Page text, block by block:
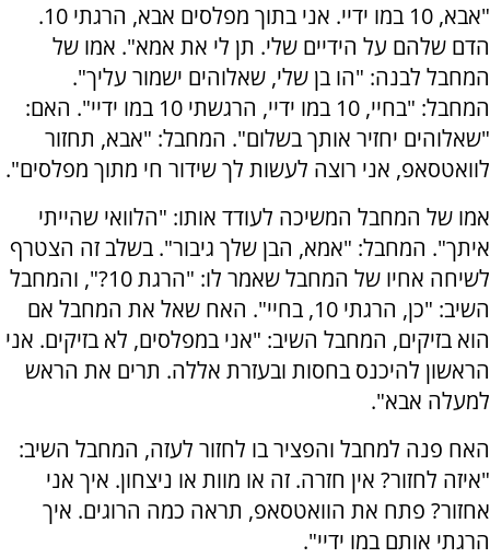
"אבא, 10 במו ידיי. אני בתוך מפלסים אבא, הרגתי 10.
הדם שלהם על הידיים שלי. תן לי את אמא". אמו של
המחבל לבנה: "הו בן שלי, שאלוהים ישמור עליך".
המחבל: "בחיי, 10 במו ידיי, הרגשתי 10 במו ידיי". האם:
"שאלוהים יחזיר אותך בשלום". המחבל: "אבא, תחזור
לוואטסאפ, אני רוצה לעשות לך שידור חי מתוך מפלסים".
אמו של המחבל המשיכה לעודד אותו: "הלוואי שהייתי
איתך". המחבל: "אמא, הבן שלך גיבור". בשלב זה הצטרף
לשיחה אחיו של המחבל שאמר לו: "הרגת 10?", והמחבל
השיב: "כן, הרגתי 10, בחיי". האח שאל את המחבל אם
הוא בזיקים, המחבל השיב: "אני במפלסים, לא בזיקים. אני
הראשון להיכנס בחסות ובעזרת אללה. תרים את הראש
למעלה אבא".
האח פנה למחבל והפציר בו לחזור לעזה, המחבל השיב:
"איזה לחזור? אין חזרה. זה או מוות או ניצחון. איך אני
אחזור? פתח את הוואטסאפ, תראה כמה הרוגים. איך
הרגתי אותם במו ידיי".